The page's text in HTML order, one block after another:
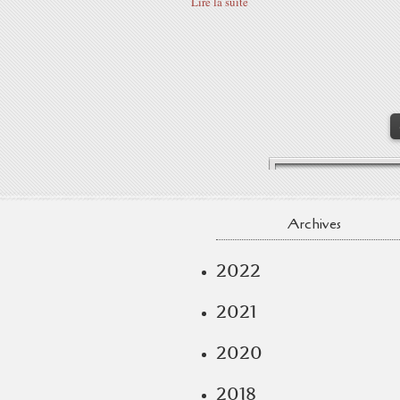
Archives
2022
2021
2020
2018